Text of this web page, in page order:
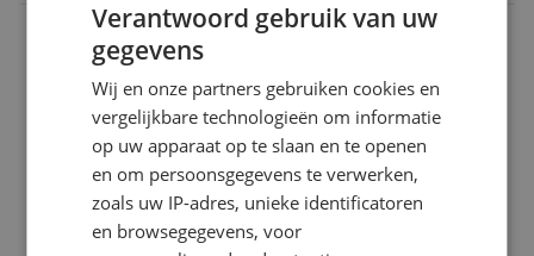
Bijgeleverde accessoires en toebehoren
Capaciteit
Functies
Instellingen en functies
Onderhoud
Verantwoord gebruik van uw
gegevens
Wij en onze partners gebruiken cookies en
vergelijkbare technologieën om informatie
op uw apparaat op te slaan en te openen
en om persoonsgegevens te verwerken,
zoals uw IP-adres, unieke identificatoren
en browsegegevens, voor